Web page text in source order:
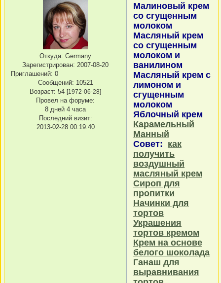
Откуда: Germany
Зарегистрирован: 2007-08-20
Приглашений: 0
Сообщений: 10521
Возраст: 54 [1972-06-28]
Провел на форуме:
8 дней 4 часа
Последний визит:
2013-02-28 00:19:40
Малиновый крем
со сгущенным
молоком
Масляный крем
со сгущенным
молоком и
ванилином
Масляный крем с
лимоном и
сгущенным
молоком
Яблочный крем
Карамельный
Манный
Совет: как
получить
воздушный
масляный крем
Сироп для
пропитки
Начинки для
тортов
Украшения
тортов кремом
Крем на основе
белого шоколада
Ганаш для
выравнивания